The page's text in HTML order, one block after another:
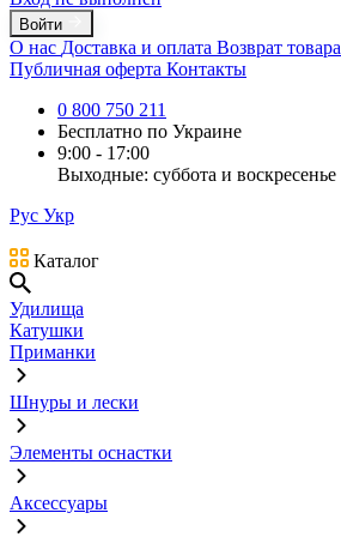
Войти
О нас Доставка и оплата Возврат товара
Публичная оферта Контакты
0 800 750 211
Бесплатно по Украине
9:00 - 17:00
Выходные: суббота и воскресенье
Рус Укр
Каталог
Удилища
Катушки
Приманки
Шнуры и лески
Элементы оснастки
Аксессуары